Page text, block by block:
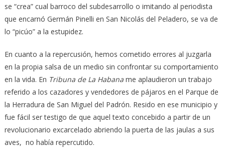
se “crea” cual barroco del subdesarrollo o imitando al periodista
que encarnó Germán Pinelli en San Nicolás del Peladero, se va de
lo “picúo” a la estupidez.
En cuanto a la repercusión, hemos cometido errores al juzgarla
en la propia salsa de un medio sin confrontar su comportamiento
en la vida. En Tribuna de La Habaname aplaudieron un trabajo
referido a los cazadores y vendedores de pájaros en el Parque de
la Herradura de San Miguel del Padrón. Resido en ese municipio y
fue fácil ser testigo de que aquel texto concebido a partir de un
revolucionario excarcelado abriendo la puerta de las jaulas a sus
aves, no había repercutido.